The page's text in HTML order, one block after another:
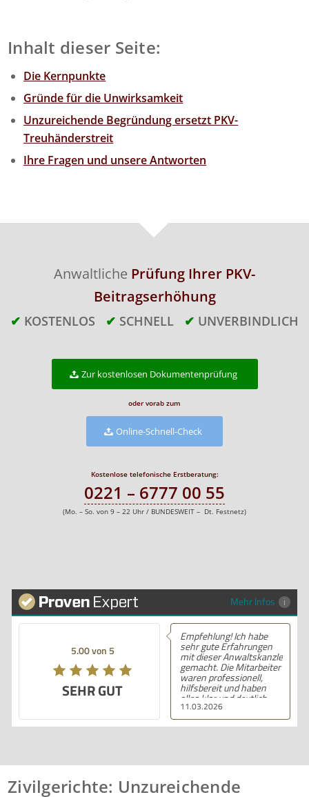
Inhalt dieser Seite:
Die Kernpunkte
Gründe für die Unwirksamkeit
Unzureichende Begründung ersetzt PKV-
Treuhänderstreit
Ihre Fragen und unsere Antworten
Anwaltliche Prüfung Ihrer PKV-
Beitragserhöhung
✔ KOSTENLOS ✔ SCHNELL ✔ UNVERBINDLICH
Zur kostenlosen Dokumentenprüfung
oder vorab zum
Online-Schnell-Check
Kostenlose telefonische Erstberatung:
0221 – 6777 00 55
(Mo. – So. von 9 – 22 Uhr / BUNDESWEIT – Dt. Festnetz)
Mehr Infos
5.00 von 5
SEHR GUT
11.03.2026
Empfehlung! Ich habe
sehr gute Erfahrungen
mit dieser Anwaltskanzlei
gemacht. Die Mitarbeiter
waren professionell,
hilfsbereit und haben
alles klar und deutlich
erklärt. Ich bin mit der
Beratung sehr zufrieden
und kann ihre
Zivilgerichte: Unzureichende